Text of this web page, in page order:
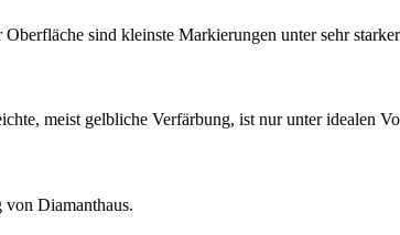
sind kleinste Markierungen unter sehr
meist gelbliche Verfärbung, ist nur unter idealen
Diamanthaus.